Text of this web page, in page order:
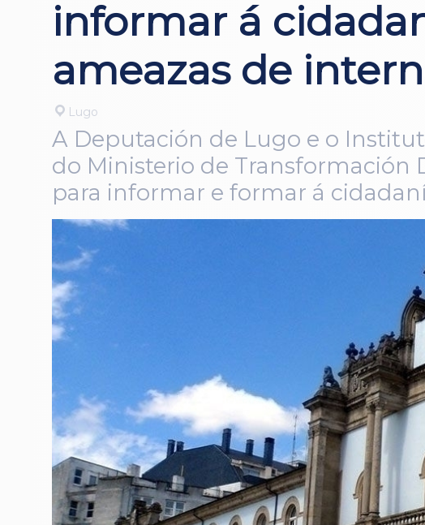
informar á
ameazas de
Lugo
A Deputación de Lugo e o
do Ministerio de Transformación
para informar e formar á